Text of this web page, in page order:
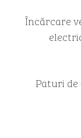
Încărcare
Paturi